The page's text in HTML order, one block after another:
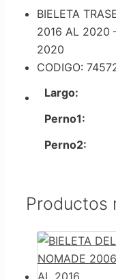
BIELETA
2016 AL 2020
2020
CODIGO:
Largo:
Perno1:
Perno2:
Productos